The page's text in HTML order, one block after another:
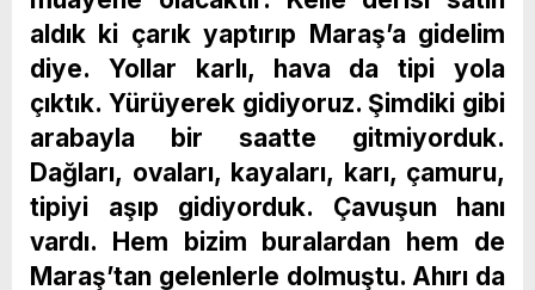
aldık ki çarık yaptırıp Maraş’a gidelim
diye. Yollar karlı, hava da tipi yola
çıktık. Yürüyerek gidiyoruz. Şimdiki gibi
arabayla bir saatte gitmiyorduk.
Dağları, ovaları, kayaları, karı, çamuru,
tipiyi aşıp gidiyorduk. Çavuşun hanı
vardı. Hem bizim buralardan hem de
Maraş’tan gelenlerle dolmuştu. Ahırı da